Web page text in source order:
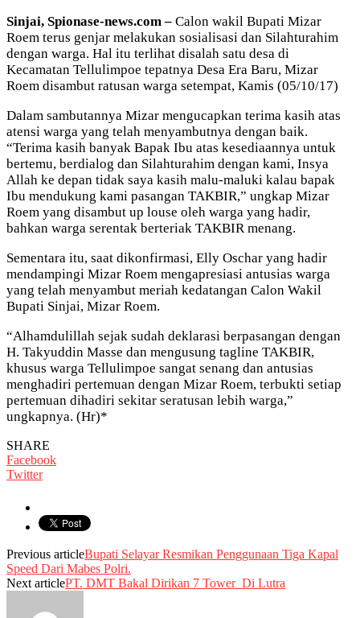
Sinjai, Spionase-news.com – Calon wakil Bupati Mizar
Roem terus genjar melakukan sosialisasi dan Silahturahim
dengan warga. Hal itu terlihat disalah satu desa di
Kecamatan Tellulimpoe tepatnya Desa Era Baru, Mizar
Roem disambut ratusan warga setempat, Kamis (05/10/17)
Dalam sambutannya Mizar mengucapkan terima kasih atas
atensi warga yang telah menyambutnya dengan baik.
“Terima kasih banyak Bapak Ibu atas kesediaannya untuk
bertemu, berdialog dan Silahturahim dengan kami, Insya
Allah ke depan tidak saya kasih malu-maluki kalau bapak
Ibu mendukung kami pasangan TAKBIR,” ungkap Mizar
Roem yang disambut up louse oleh warga yang hadir,
bahkan warga serentak berteriak TAKBIR menang.
Sementara itu, saat dikonfirmasi, Elly Oschar yang hadir
mendampingi Mizar Roem mengapresiasi antusias warga
yang telah menyambut meriah kedatangan Calon Wakil
Bupati Sinjai, Mizar Roem.
“Alhamdulillah sejak sudah deklarasi berpasangan dengan
H. Takyuddin Masse dan mengusung tagline TAKBIR,
khusus warga Tellulimpoe sangat senang dan antusias
menghadiri pertemuan dengan Mizar Roem, terbukti setiap
pertemuan dihadiri sekitar seratusan lebih warga,”
ungkapnya. (Hr)*
SHARE
Facebook
Twitter
Previous articleBupati Selayar Resmikan Penggunaan Tiga Kapal
Speed Dari Mabes Polri.
Next articlePT. DMT Bakal Dirikan 7 Tower Di Lutra